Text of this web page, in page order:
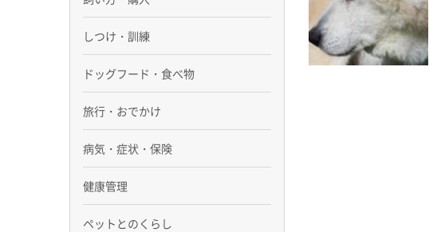
しつけ・訓練
ドッグフード・食べ物
旅行・おでかけ
病気・症状・保険
健康管理
ペットとのくらし